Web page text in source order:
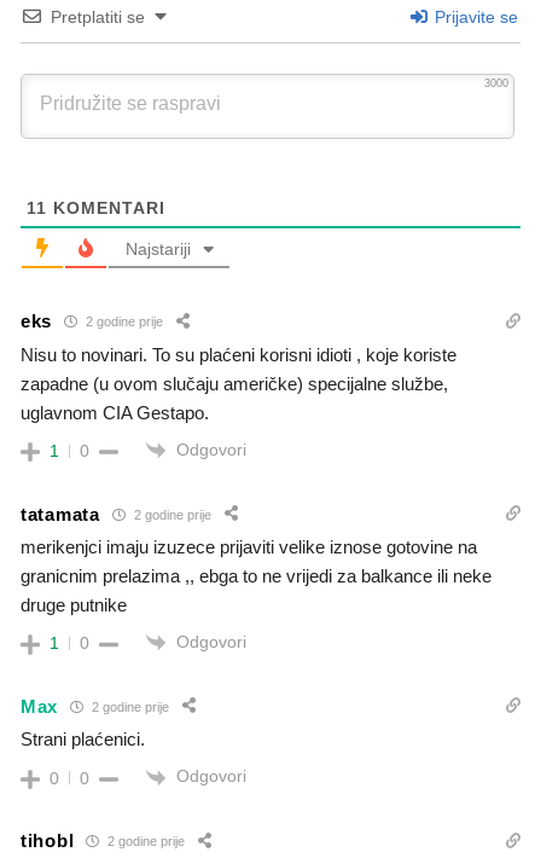
Pretplatiti se Prijavite se
3000
11 KOMENTARI
Najstariji
eks 2 godine prije
Nisu to novinari. To su plaćeni korisni idioti , koje koriste
zapadne (u ovom slučaju američke) specijalne službe,
uglavnom CIA Gestapo.
1 0 Odgovori
tatamata 2 godine prije
merikenjci imaju izuzece prijaviti velike iznose gotovine na
granicnim prelazima ,, ebga to ne vrijedi za balkance ili neke
druge putnike
1 0 Odgovori
Max 2 godine prije
Strani plaćenici.
0 0 Odgovori
tihobl 2 godine prije